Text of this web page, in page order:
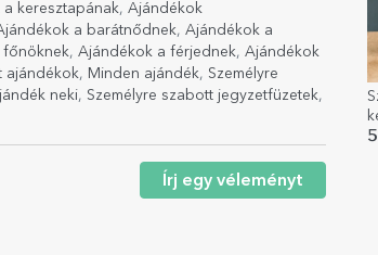
keresztapának, Ajándékok
a barátnődnek, Ajándékok a
főnöknek, Ajándékok a férjednek, Ajándékok
ajándékok, Minden ajándék, Személyre
neki, Személyre szabott jegyzetfüzetek,
Írj egy véleményt